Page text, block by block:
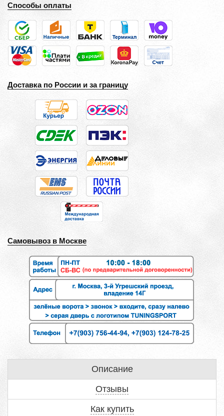
Способы оплаты
Доставка по России и за границу
Самовывоз в Москве
Описание
Отзывы
Как купить